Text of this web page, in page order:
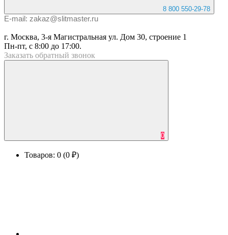
8 800 550-29-78
E-mail: zakaz@slitmaster.ru
г. Москва, 3-я Магистральная ул. Дом 30, строение 1
Пн-пт, с 8:00 до 17:00.
Заказать обратный звонок
0
Товаров: 0 (0 ₽)